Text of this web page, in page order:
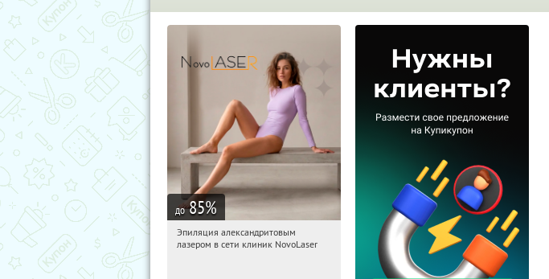
до 85%
08:55:44 Купили:
Эпиляция александритовым
лазером в сети клиник NovoLaser